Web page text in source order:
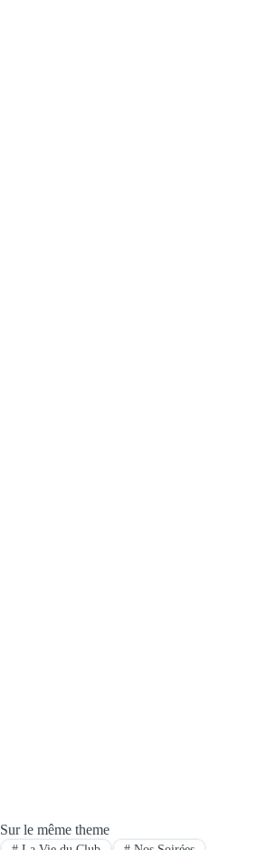
Sur le même theme